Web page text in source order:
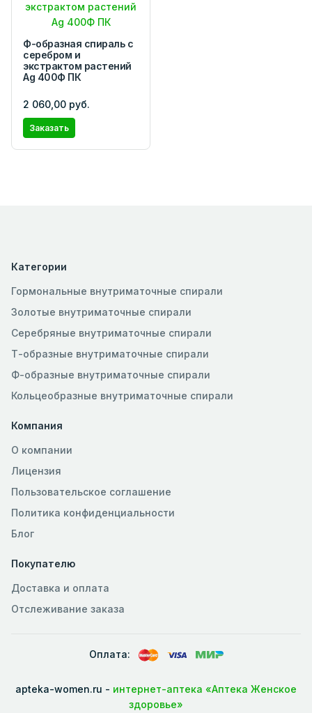
Ф-образная cпираль с
серебром и
экстрактом растений
Ag 400Ф ПК
2 060,00 руб.
Заказать
Категории
Гормональные внутриматочные спирали
Золотые внутриматочные спирали
Серебряные внутриматочные спирали
Т-образные внутриматочные спирали
Ф-образные внутриматочные спирали
Кольцеобразные внутриматочные спирали
Компания
О компании
Лицензия
Пользовательское соглашение
Политика конфиденциальности
Блог
Покупателю
Доставка и оплата
Отслеживание заказа
Оплата:
apteka-women.ru - интернет-аптека «Аптека Женское
здоровье»